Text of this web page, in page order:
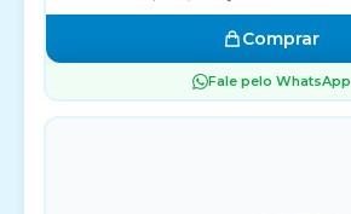
Comprar
Fale pelo WhatsApp